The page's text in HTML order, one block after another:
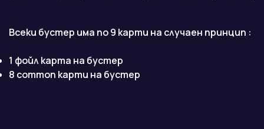
Всеки бустер има по 9 карти на случаен принцип :
1 фойл карта на бустер
8 common карти на бустер